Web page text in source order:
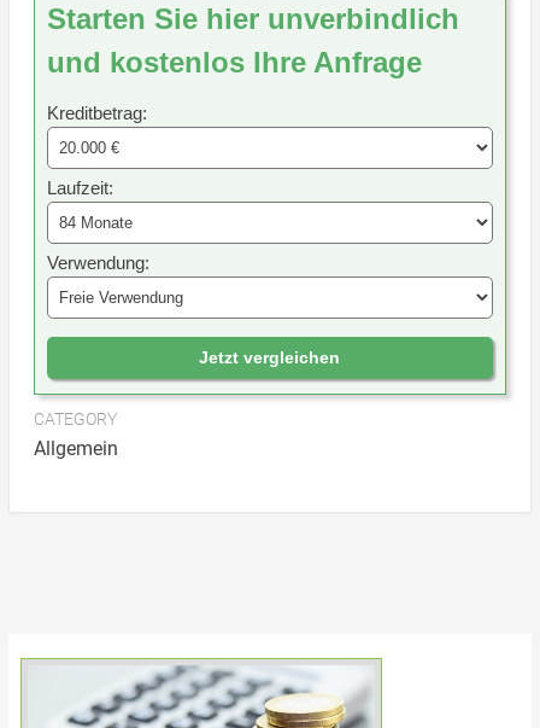
Starten Sie hier unverbindlich
und kostenlos Ihre Anfrage
Kreditbetrag:
Laufzeit:
Verwendung:
Jetzt vergleichen
CATEGORY
Allgemein